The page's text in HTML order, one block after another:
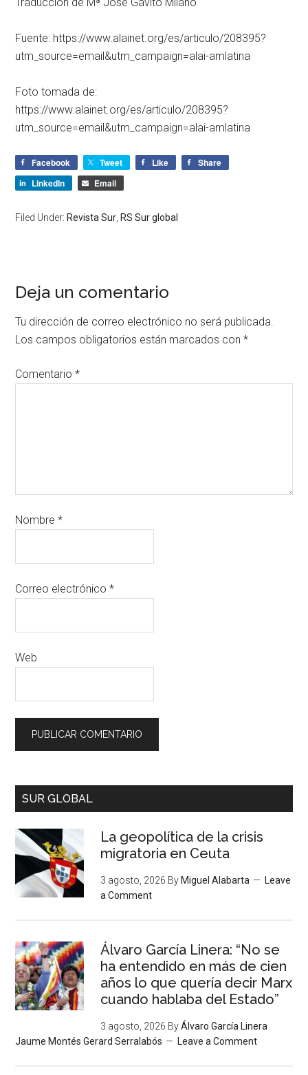
Fuente: https://www.alainet.org/es/articulo/208395?
utm_source=email&utm_campaign=alai-amlatina
Foto tomada de:
https://www.alainet.org/es/articulo/208395?
utm_source=email&utm_campaign=alai-amlatina
Facebook Tweet Like
Share
LinkedIn
Email
Filed Under:Revista Sur ,RS Sur global
Deja un comentario
Tu dirección de correo electrónico no será publicada.
Los campos obligatorios están marcados con*
Comentario*
Nombre*
Correo electrónico*
Web
SUR GLOBAL
La geopolítica de la crisis
migratoria en Ceuta
3 agosto, 2026 ByMiguel Alabarta
Leave
a Comment
Álvaro García Linera: “No se
ha entendido en más de cien
años lo que quería decir Marx
cuando hablaba del Estado”
3 agosto, 2026 ByÁlvaro García Linera
Jaume Montés Gerard Serralabós
Leave a Comment